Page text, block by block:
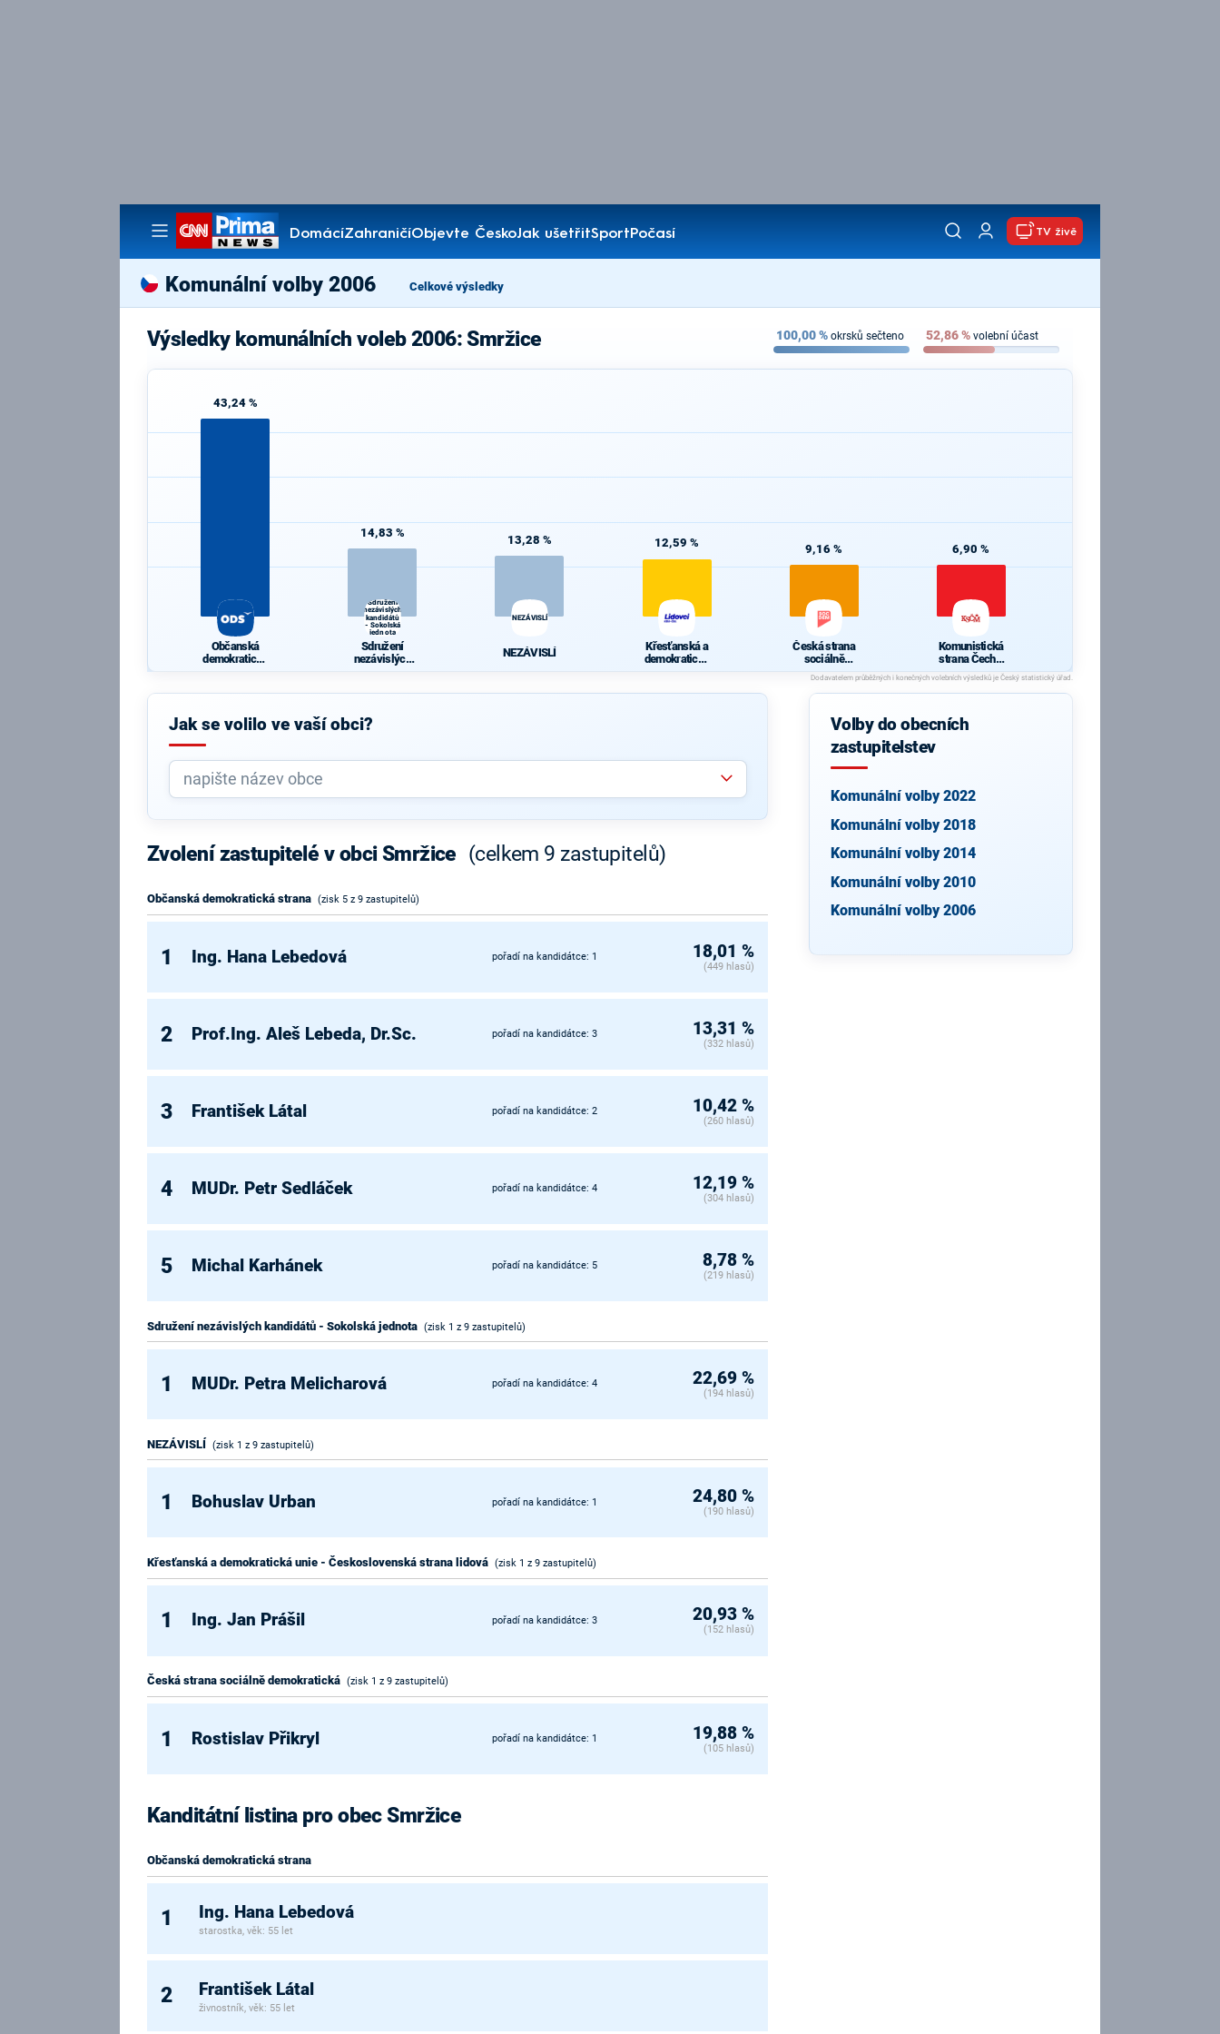
DomácíZahraničíObjevte ČeskoJak ušetřitSportPočasí
Pořady
TV živě
Komunální volby 2006 Celkové výsledky
Výsledky komunálních voleb 2006: Smržice 100,00% okrsků sečteno 52,86% volební účast
43,24 %
Občanská
demokratická
14,83 %
Sdružení
nezávislých
kandidátů
- Sokolská
jednota
Sdružení
nezávislých
jednota
13,28 %
NEZÁVISLÍ
NEZÁVISLÍ
12,59 %
Křesťanská a
demokratická
unie -
ká strana
9,16 %
Česká strana
sociálně
demokratická
6,90 %
Komunistická
strana Čech a
Moravy
Jak se volilo ve vaší obci?
Zvolení zastupitelé v obci Smržice (celkem 9 zastupitelů)
Občanská demokratická strana (zisk 5 z 9 zastupitelů)
1 Ing. Hana Lebedová pořadí na kandidátce: 1 18,01 %
(449 hlasů)
2 Prof.Ing. Aleš Lebeda, Dr.Sc. pořadí na kandidátce: 3 13,31 %
(332 hlasů)
3 František Látal pořadí na kandidátce: 2 10,42 %
(260 hlasů)
4 MUDr. Petr Sedláček pořadí na kandidátce: 4 12,19 %
(304 hlasů)
5 Michal Karhánek pořadí na kandidátce: 5 8,78 %
(219 hlasů)
Sdružení nezávislých kandidátů - Sokolská jednota (zisk 1 z 9 zastupitelů)
1 MUDr. Petra Melicharová pořadí na kandidátce: 4 22,69 %
(194 hlasů)
NEZÁVISLÍ (zisk 1 z 9 zastupitelů)
1 Bohuslav Urban pořadí na kandidátce: 1 24,80 %
(190 hlasů)
Křesťanská a demokratická unie - Československá strana lidová (zisk 1 z 9 zastupitelů)
1 Ing. Jan Prášil pořadí na kandidátce: 3 20,93 %
(152 hlasů)
Česká strana sociálně demokratická (zisk 1 z 9 zastupitelů)
1 Rostislav Přikryl pořadí na kandidátce: 1 19,88 %
(105 hlasů)
Kanditátní listina pro obec Smržice
Občanská demokratická strana
1 Ing. Hana Lebedová
starostka, věk: 55 let
2 František Látal
živnostník, věk: 55 let
Volby do obecních
zastupitelstev
Komunální volby 2022
Komunální volby 2018
Komunální volby 2014
Komunální volby 2010
Komunální volby 2006